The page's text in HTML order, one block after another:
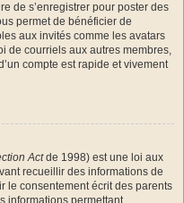
de s’enregistrer pour poster des
permet de bénéficier de
aux invités comme les avatars
de courriels aux autres membres,
compte est rapide et vivement
Actde 1998) est une loi aux
recueillir des informations de
le consentement écrit des parents
informations permettant